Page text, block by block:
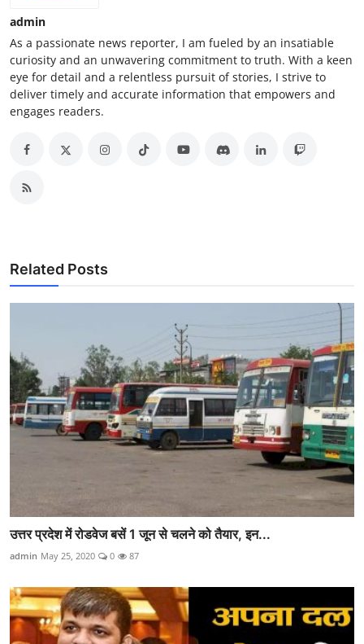
admin
As a passionate news reporter, I am fueled by an insatiable
curiosity and an unwavering commitment to truth. With a keen
eye for detail and a relentless pursuit of stories, I strive to
deliver timely and accurate information that empowers and
engages readers.
Related Posts
उत्तर प्रदेश में रोडवेज बसें 1 जून से चलने को तैयार, इन...
admin May 25, 2020 0 87